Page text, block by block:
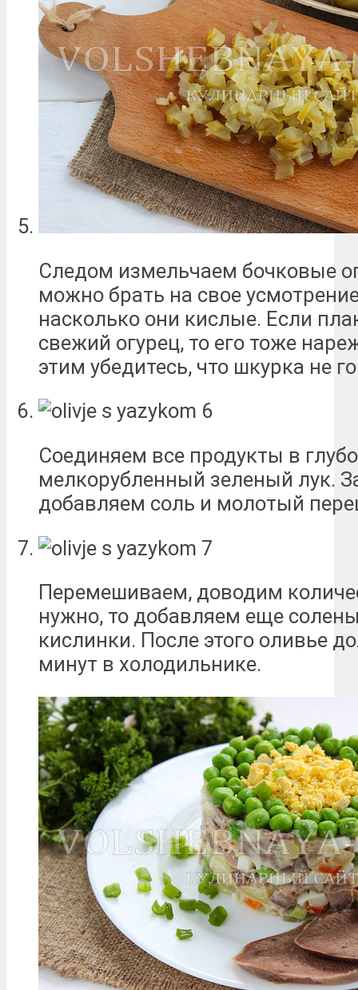
Следом измельчаем бочковые
можно брать на свое
насколько они кислые. Если
свежий огурец, то его тоже
этим убедитесь, что шкурка не
Соединяем все продукты в
мелкорубленный зеленый лук.
добавляем соль и молотый
Перемешиваем, доводим
нужно, то добавляем еще
кислинки. После этого оливье
минут в холодильнике.